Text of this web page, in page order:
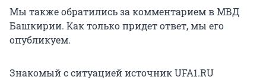
Мы также обратились за комментарием в МВД
Башкирии. Как только придет ответ, мы его
опубликуем.
Знакомый с ситуацией источник UFA1.RU